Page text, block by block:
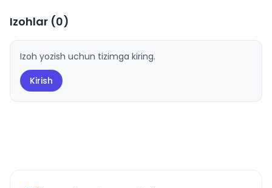
Izohlar (0)
Izoh yozish uchun tizimga kiring.
Kirish